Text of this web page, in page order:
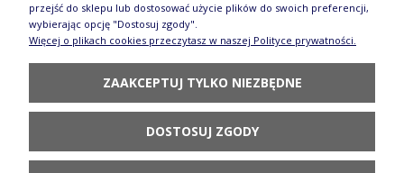
Wszelkie prawa zastrzeżone. Fotografie oraz opisy zamieszczone
na stronie stanowią własność autora, kopiowanie, edycja,
rozpowszechnianie bez zgody autora zabronione.
Te treści objęte są prawem autorskim, a korzystanie z nich może
być negatywne w skutkach. Jeżeli chcesz uzyskać zgodę, napisz do
nas.
przejść do sklepu lub dostosować użycie plików do swoich preferencji,
wybierając opcję "Dostosuj zgody".
Więcej o plikach cookies przeczytasz w naszej Polityce prywatności.
ZAAKCEPTUJ TYLKO NIEZBĘDNE
DOSTOSUJ ZGODY